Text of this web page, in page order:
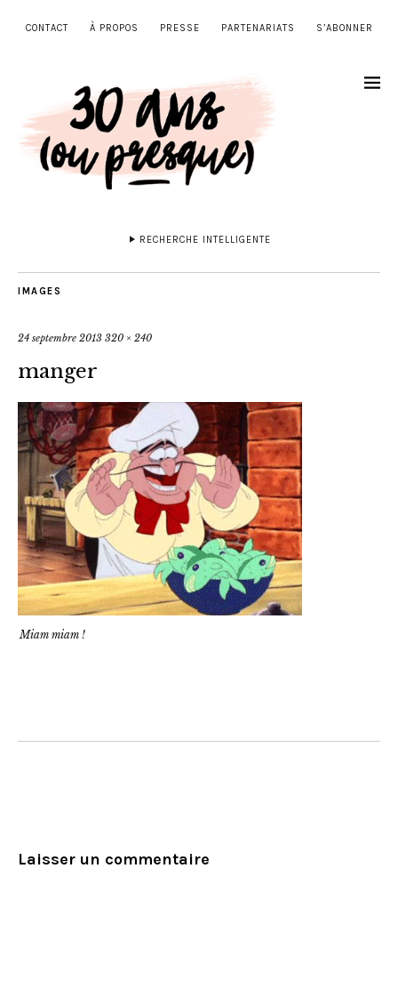
CONTACT À PROPOS PRESSE PARTENARIATS S’ABONNER
RECHERCHE INTELLIGENTE
IMAGES
24 septembre 2013 320 × 240
manger
Miam miam !
Laisser un commentaire